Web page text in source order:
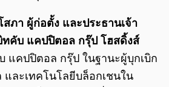
ภา ผู้ก่อตั้ง และประธานเจ้า
คับ แคปปิตอล กรุ๊ป โฮสดิ้งส์
แคปปิตอล กรุ๊ป ในฐานะผู้บุกเบิก
ละเทคโนโลยีบล็อกเชนใน